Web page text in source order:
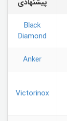
پیشنهادی
Black
Diamond
Anker
Victorinox